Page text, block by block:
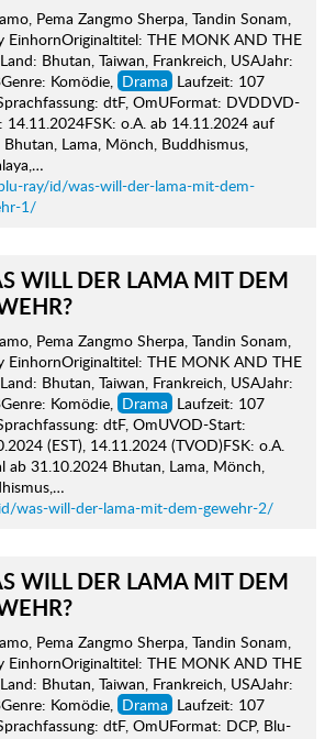
Pema Zangmo Sherpa, Tandin Sonam,
EinhornOriginaltitel: THE MONK AND THE
Bhutan, Taiwan, Frankreich, USAJahr:
Komödie,
Drama Laufzeit: 107
dtF, OmUFormat: DVDDVD-
14.11.2024FSK: o.A. ab 14.11.2024 auf
Lama, Mönch, Buddhismus,
ray/id/was-will-der-lama-mit-dem-
1/
WILL DER LAMA MIT DEM
Pema Zangmo Sherpa, Tandin Sonam,
EinhornOriginaltitel: THE MONK AND THE
Bhutan, Taiwan, Frankreich, USAJahr:
Komödie, Drama Laufzeit: 107
dtF, OmUVOD-Start:
(EST), 14.11.2024 (TVOD)FSK: o.A.
ab 31.10.2024 Bhutan, Lama, Mönch,
was-will-der-lama-mit-dem-gewehr-2/
WILL DER LAMA MIT DEM
Pema Zangmo Sherpa, Tandin Sonam,
EinhornOriginaltitel: THE MONK AND THE
Bhutan, Taiwan, Frankreich, USAJahr:
Komödie, Drama Laufzeit: 107
dtF, OmUFormat: DCP, Blu-